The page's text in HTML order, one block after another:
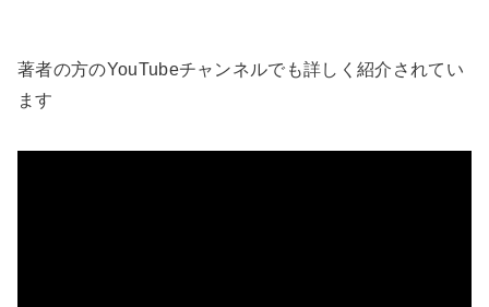
著者の方のYouTubeチャンネルでも詳しく紹介されてい
ます